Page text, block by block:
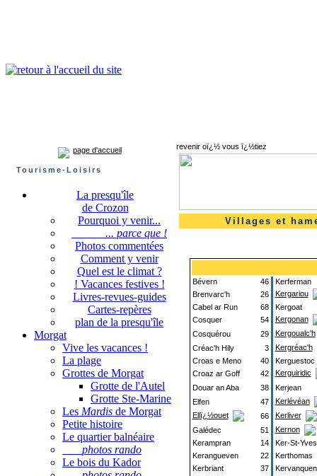
page d'accueil
Tourisme-Loisirs
La presqu'île
de Crozon
Pourquoi y venir...
... parce que !
Photos commentées
Comment y venir
Quel est le climat ?
! Vacances festives !
Livres-revues-guides
Cartes-repères
plan de la presqu'île
Morgat
Vive les vacances !
La plage
Grottes de Morgat
Grotte de l'Autel
Grotte Ste-Marine
Les Mardis de Morgat
Petite histoire
Le quartier balnéaire
photos rando
Le bois du Kador
revenir oï¿½ vous ï¿½tiez
Villages et
Bévern 46
Kerferman
Brenvarc'h
26
Kergariou
Cabel ar Run
68
Kergoat
Cosquer
54
Kergonan
Cosquérou
29
Kergoualc'h
Créac'h Hily
3
Kergréac'h
Croas e Meno
40
Kerguestoc
Croaz ar Goff
42
Kerguiridic
Douar an Aba
38
Kerjean
Elfen
47
Kerlévéan
Ellï¿½ouet
66
Kerliver
Galédec
51
Kernon
Kerampran
14
Ker-St-Yves
Kerangueven
22
Kerthomas
Kerbriant
37
Kervanquen